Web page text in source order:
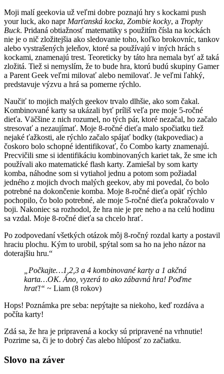
Moji malí geekovia už veľmi dobre poznajú hry s kockami push
your luck, ako napr Marťanská kocka, Zombie kocky, a Trophy
Buck. Pridaná obtiažnosť matematiky s použitím čísla na kockách
nie je o nič zložitejšia ako sledovanie toho, koľko brokovníc, tankov
alebo vystrašených jeleňov, ktoré sa používajú v iných hrách s
kockami, znamenajú trest. Teoreticky by táto hra nemala byť až taká
zložitá. Tiež si nemyslím, že to bude hra, ktorú budú skupiny Gamer
a Parent Geek veľmi milovať alebo nemilovať. Je veľmi ľahký,
predstavuje výzvu a hrá sa pomerne rýchlo.
Naučiť to mojich malých geekov trvalo dlhšie, ako som čakal.
Kombinované karty sa ukázali byť príliš veľa pre moje 5-ročné
dieťa. Väčšine z nich rozumel, no tých pár, ktoré nezačal, ho začalo
stresovať a nezaujímať. Moje 8-ročné dieťa malo spočiatku tiež
nejaké ťažkosti, ale rýchlo začalo spájať bodky (takpovediac) a
čoskoro bolo schopné identifikovať, čo Combo karty znamenajú.
Precvičili sme si identifikáciu kombinovaných kariet tak, že sme ich
používali ako matematické flash karty. Zamiešal by som karty
komba, náhodne som si vytiahol jednu a potom som požiadal
jedného z mojich dvoch malých geekov, aby mi povedal, čo bolo
potrebné na dokončenie komba. Moje 8-ročné dieťa opäť rýchlo
pochopilo, čo bolo potrebné, ale moje 5-ročné dieťa pokračovalo v
boji. Nakoniec sa rozhodol, že hra nie je pre neho a na celú hodinu
sa vzdal. Moje 8-ročné dieťa sa chcelo hrať.
Po zodpovedaní všetkých otázok môj 8-ročný rozdal karty a postavil
hraciu plochu. Kým to urobil, spýtal som sa ho na jeho názor na
doterajšiu hru.“
„Počkajte…1,2,3 a 4 kombinované karty a 1 akčná
karta…OK. Áno, vyzerá to ako zábavná hra! Poďme
hrať!“ ~ Liam (8 rokov)
Hops! Poznámka pre seba: nepýtajte sa niekoho, keď rozdáva a
počíta karty!
Zdá sa, že hra je pripravená a kocky sú pripravené na vrhnutie!
Pozrime sa, či je to dobrý čas alebo hlúposť zo začiatku.
Slovo na záver